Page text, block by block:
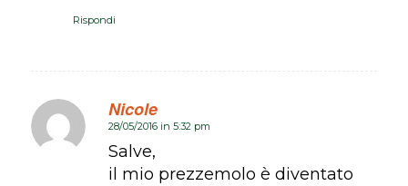
Rispondi
Nicole
dice:
28/05/2016 in 5:32 pm
Salve,
il mio prezzemolo è diventato